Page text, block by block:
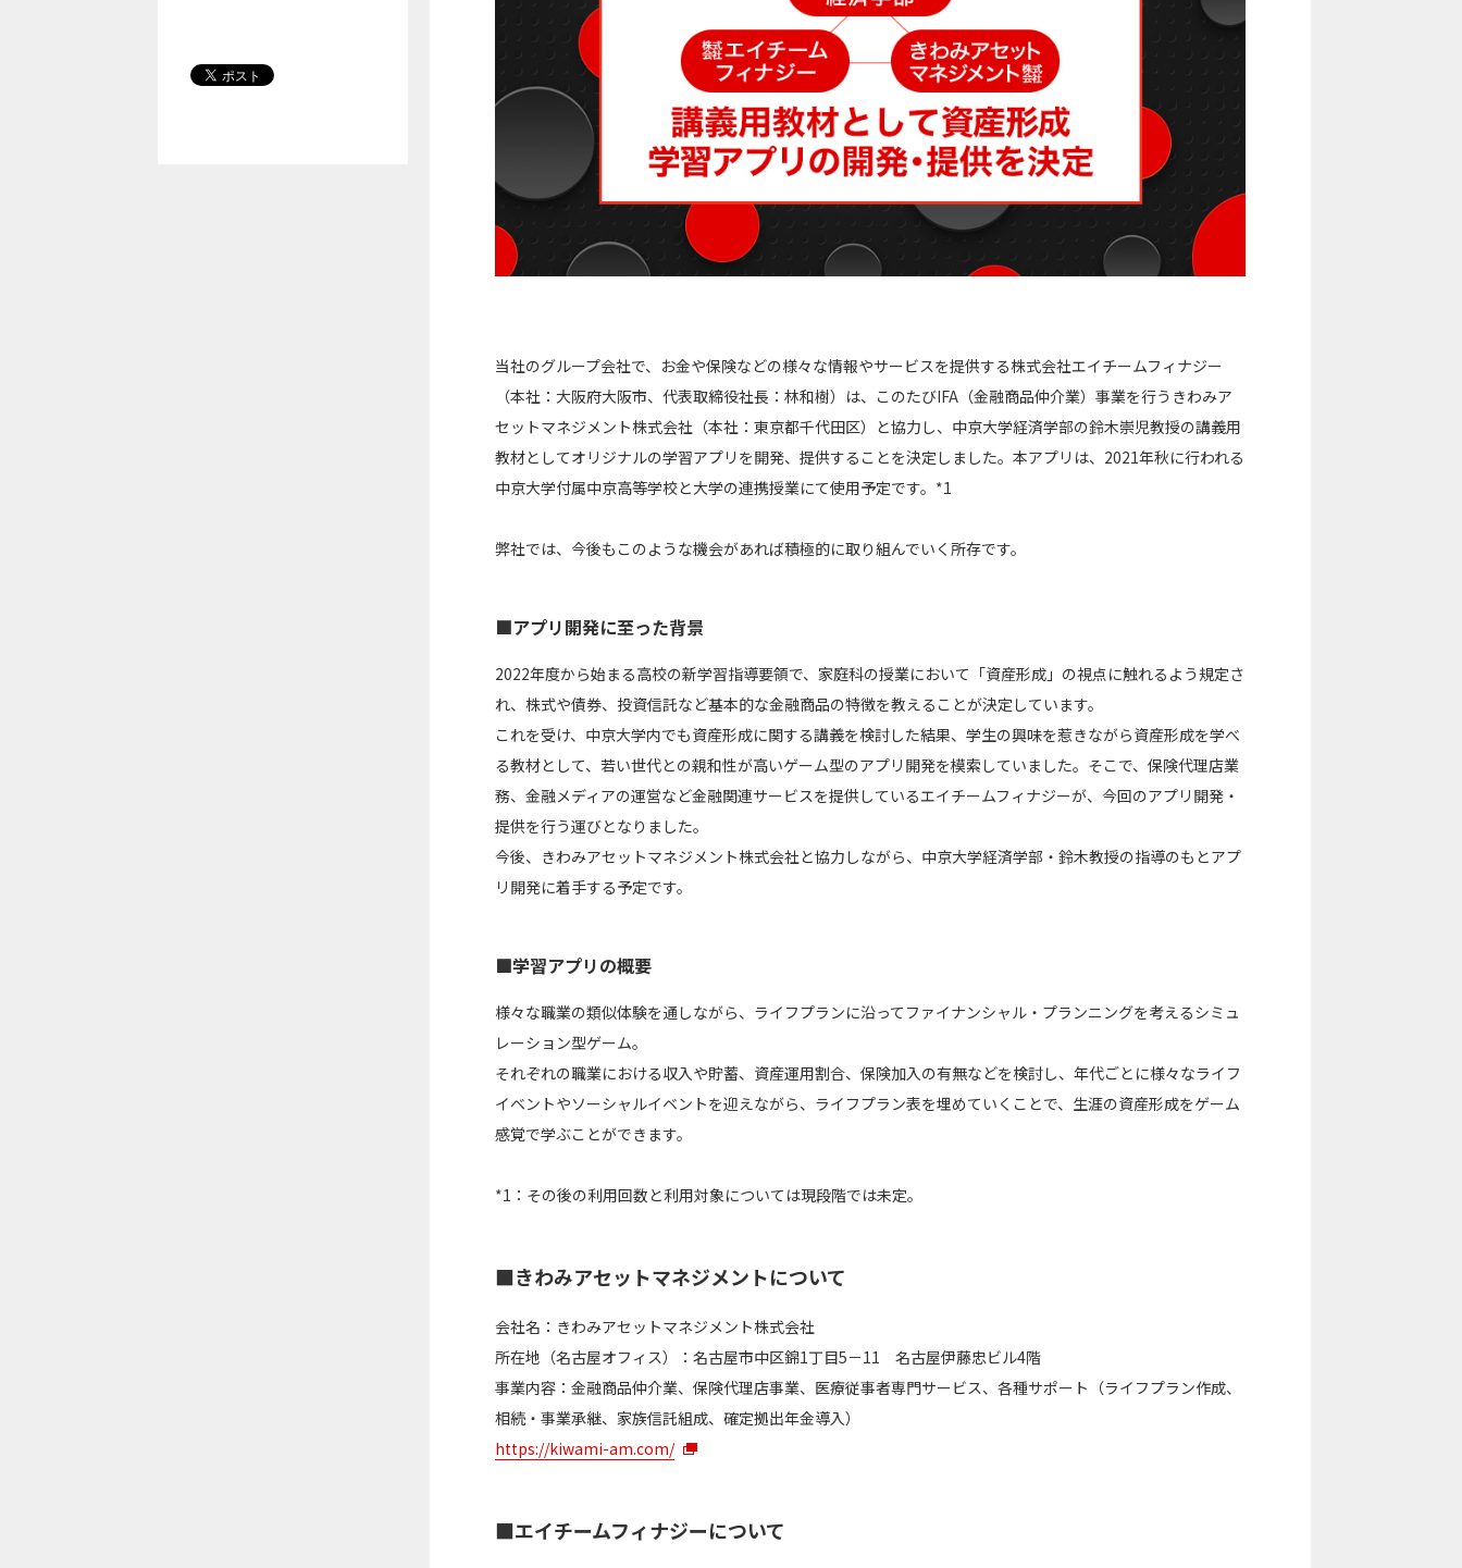
当社のグループ会社で、お金や保険などの様々な情報やサービスを提供する株式会社エイチームフィナジー
（本社：大阪府大阪市、代表取締役社長：林和樹）は、このたびIFA（金融商品仲介業）事業を行うきわみア
セットマネジメント株式会社（本社：東京都千代田区）と協力し、中京大学経済学部の鈴木崇児教授の講義用
教材としてオリジナルの学習アプリを開発、提供することを決定しました。本アプリは、2021年秋に行われる
中京大学付属中京高等学校と大学の連携授業にて使用予定です。*1
弊社では、今後もこのような機会があれば積極的に取り組んでいく所存です。
■アプリ開発に至った背景
2022年度から始まる高校の新学習指導要領で、家庭科の授業において「資産形成」の視点に触れるよう規定さ
れ、株式や債券、投資信託など基本的な金融商品の特徴を教えることが決定しています。
これを受け、中京大学内でも資産形成に関する講義を検討した結果、学生の興味を惹きながら資産形成を学べ
る教材として、若い世代との親和性が高いゲーム型のアプリ開発を模索していました。そこで、保険代理店業
務、金融メディアの運営など金融関連サービスを提供しているエイチームフィナジーが、今回のアプリ開発・
提供を行う運びとなりました。
今後、きわみアセットマネジメント株式会社と協力しながら、中京大学経済学部・鈴木教授の指導のもとアプ
リ開発に着手する予定です。
■学習アプリの概要
様々な職業の類似体験を通しながら、ライフプランに沿ってファイナンシャル・プランニングを考えるシミュ
レーション型ゲーム。
それぞれの職業における収入や貯蓄、資産運用割合、保険加入の有無などを検討し、年代ごとに様々なライフ
イベントやソーシャルイベントを迎えながら、ライフプラン表を埋めていくことで、生涯の資産形成をゲーム
感覚で学ぶことができます。
*1：その後の利用回数と利用対象については現段階では未定。
■きわみアセットマネジメントについて
会社名：きわみアセットマネジメント株式会社
所在地（名古屋オフィス）：名古屋市中区錦1丁目5－11 名古屋伊藤忠ビル4階
事業内容：金融商品仲介業、保険代理店事業、医療従事者専門サービス、各種サポート（ライフプラン作成、
相続・事業承継、家族信託組成、確定拠出年金導入）
https://kiwami-am.com/
■エイチームフィナジーについて